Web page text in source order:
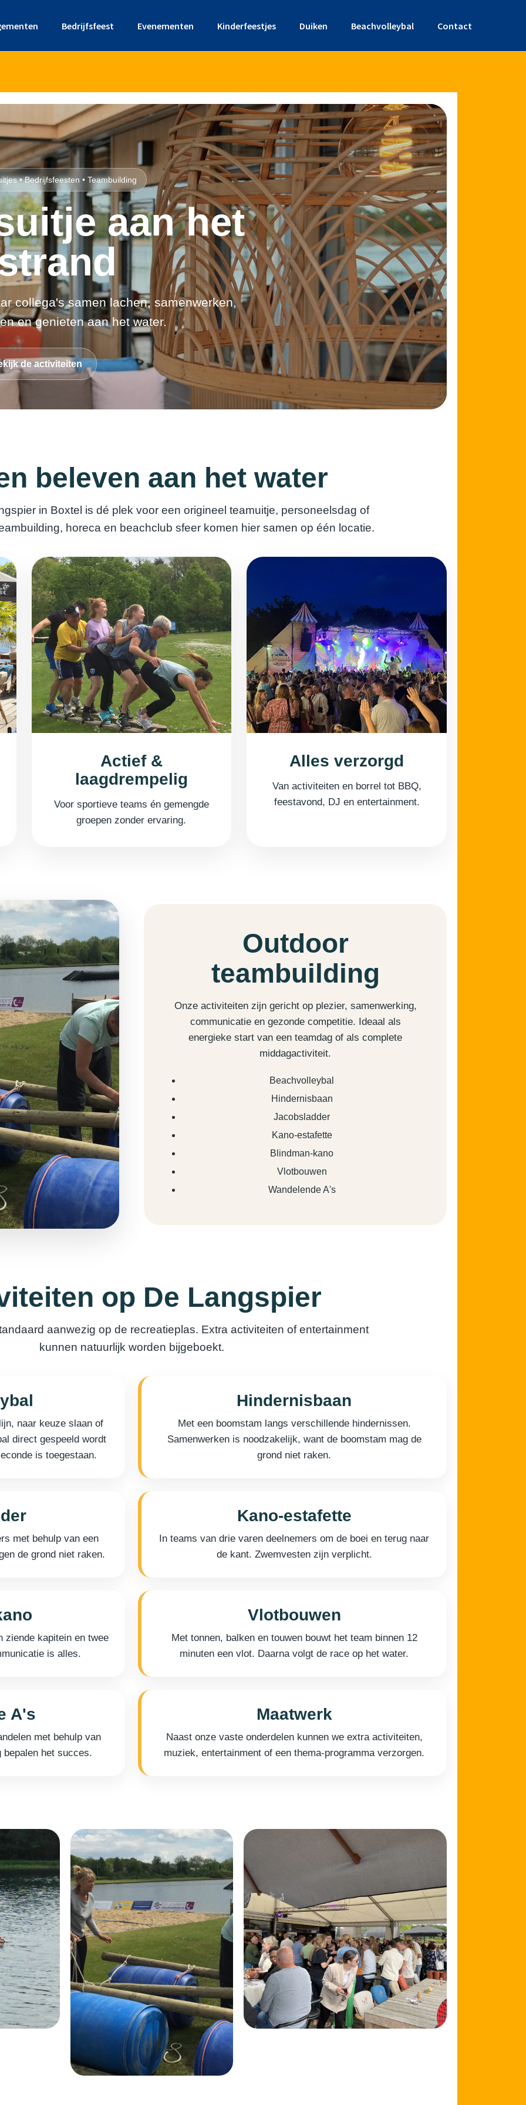
Bedrijfsfeest Evenementen Kinderfeestjes Duiken Beachvolleybal Contact
• Bedrijfsfeesten • Teambuilding
aan het
collega's samen lachen, samenwerken,
en genieten aan het water.
de activiteiten
beleven aan het water
in Boxtel is dé plek voor een origineel teamuitje, personeelsdag of
horeca en beachclub sfeer komen hier samen op één locatie.
Actief &
laagdrempelig
Voor sportieve teams én gemengde
groepen zonder ervaring.
Alles verzorgd
Van activiteiten en borrel tot BBQ,
feestavond, DJ en entertainment.
Outdoor
teambuilding
Onze activiteiten zijn gericht op plezier, samenwerking,
communicatie en gezonde competitie. Ideaal als
energieke start van een teamdag of als complete
middagactiviteit.
Beachvolleybal
Hindernisbaan
Jacobsladder
Kano-estafette
Blindman-kano
Vlotbouwen
Wandelende A's
op De Langspier
aanwezig op de recreatieplas. Extra activiteiten of entertainment
kunnen natuurlijk worden bijgeboekt.
naar keuze slaan of
direct gespeeld wordt
is toegestaan.
Hindernisbaan
Met een boomstam langs verschillende hindernissen.
Samenwerken is noodzakelijk, want de boomstam mag de
grond niet raken.
met behulp van een
de grond niet raken.
Kano-estafette
In teams van drie varen deelnemers om de boei en terug naar
de kant. Zwemvesten zijn verplicht.
ziende kapitein en twee
is alles.
Vlotbouwen
Met tonnen, balken en touwen bouwt het team binnen 12
minuten een vlot. Daarna volgt de race op het water.
A's
met behulp van
het succes.
Maatwerk
Naast onze vaste onderdelen kunnen we extra activiteiten,
muziek, entertainment of een thema-programma verzorgen.